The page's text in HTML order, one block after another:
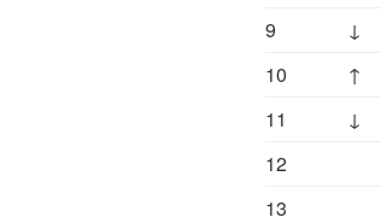
9
↓
10
↑
11
↓
12
13